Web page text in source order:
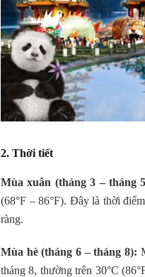
2. Thời tiết
Mùa xuân (tháng 3 – tháng
(68°F – 86°F). Đây là thời
ràng.
Mùa hè (tháng 6 – tháng 8):
tháng 8, thường trên 30°C